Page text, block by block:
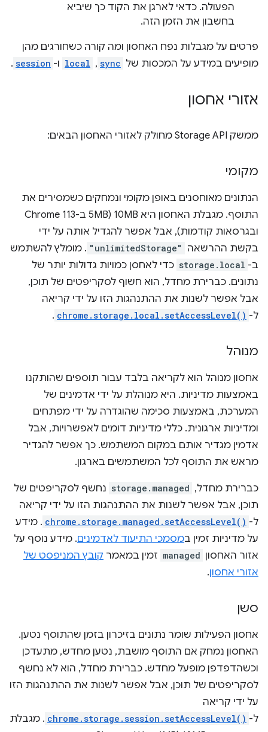
הפעולה. כדאי לארגן את הקוד כך שיביא
בחשבון את הזמן הזה.
פרטים על מגבלות נפח האחסון ומה קורה כשחורגים מהן
מופיעים במידע על המכסות של sync
,
local ו- session
.
אזורי אחסון
ממשק Storage API מחולק לאזורי האחסון הבאים:
מקומי
הנתונים מאוחסנים באופן מקומי ונמחקים כשמסירים את
התוסף. מגבלת האחסון היא 10MB (5MB ב-Chrome 113
ובגרסאות קודמות), אבל אפשר להגדיל אותה על ידי
בקשת ההרשאה
"unlimitedStorage" . מומלץ להשתמש
ב- storage.local כדי לאחסן כמויות גדולות יותר של
נתונים. כברירת מחדל, הוא חשוף לסקריפטים של תוכן,
אבל אפשר לשנות את ההתנהגות הזו על ידי קריאה
ל- chrome.storage.local.setAccessLevel()
.
מנוהל
אחסון מנוהל הוא לקריאה בלבד עבור תוספים שהותקנו
באמצעות מדיניות. היא מנוהלת על ידי אדמינים של
המערכת, באמצעות סכימה שהוגדרה על ידי מפתחים
ומדיניות ארגונית. כללי מדיניות דומים לאפשרויות, אבל
אדמין מגדיר אותם במקום המשתמש. כך אפשר להגדיר
מראש את התוסף לכל המשתמשים בארגון.
כברירת מחדל, storage.managed נחשף לסקריפטים של
תוכן, אבל אפשר לשנות את ההתנהגות הזו על ידי קריאה
ל- chrome.storage.managed.setAccessLevel() . מידע
על מדיניות זמין במסמכי התיעוד לאדמינים. מידע נוסף על
אזור האחסון managed זמין במאמר קובץ המניפסט של
אזורי אחסון.
סשן
אחסון הפעילות שומר נתונים בזיכרון בזמן שהתוסף נטען.
האחסון נמחק אם התוסף מושבת, נטען מחדש, מתעדכן
וכשהדפדפן מופעל מחדש. כברירת מחדל, הוא לא נחשף
לסקריפטים של תוכן, אבל אפשר לשנות את ההתנהגות הזו
על ידי קריאה
ל- chrome.storage.session.setAccessLevel() . מגבלת